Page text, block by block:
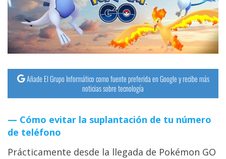
Operadores
Trucos
Tutoriales
Sistemas
operativos
Añade El Grupo Informático como fuente preferida en Google y recibe más
noticias sobre tecnología
Cómo evitar la suplantación de tu número
de teléfono
Prácticamente desde la llegada de Pokémon GO